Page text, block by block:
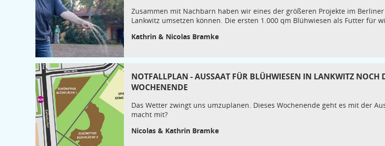
Zusammen mit Nachbarn haben wir eines der größeren Projekte im
Lankwitz umsetzen können. Die ersten 1.000 qm Blühwiesen als Futter für
Kathrin & Nicolas Bramke
NOTFALLPLAN - AUSSAAT FÜR BLÜHWIESEN IN LANKWITZ NOCH
WOCHENENDE
Das Wetter zwingt uns umzuplanen. Dieses Wochenende geht es mit der
macht mit?
Nicolas & Kathrin Bramke